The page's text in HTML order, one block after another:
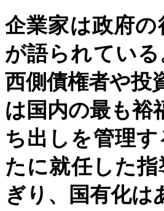
企業家は政府
が語られてい
西側債権者や投
は国内の最も裕
ち出しを管理
たに就任した
ぎり、国有化は